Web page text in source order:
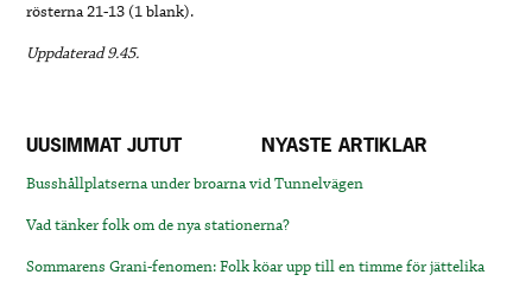
rösterna 21-13 (1 blank).
Uppdaterad 9.45.
UUSIMMAT JUTUT NYASTE ARTIKLAR
Busshållplatserna under broarna vid Tunnelvägen
Vad tänker folk om de nya stationerna?
Sommarens Grani-fenomen: Folk köar upp till en timme för jättelika